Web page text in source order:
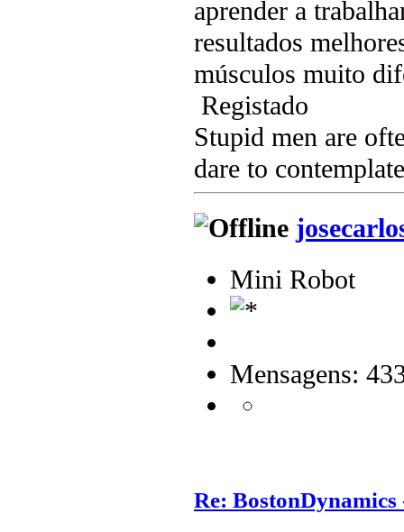
aprender a
resultados
músculos muito
Registado
Stupid men are
dare to
Mini Robot
Mensagens:
Re: